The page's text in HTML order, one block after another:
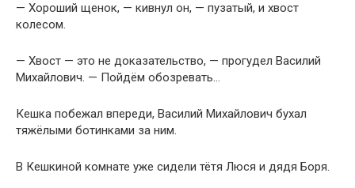
— Хороший щенок, — кивнул он, — пузатый, и хвост
колесом.
— Хвост — это не доказательство, — прогудел Василий
Михайлович. — Пойдём обозревать…
Кешка побежал впереди, Василий Михайлович бухал
тяжёлыми ботинками за ним.
В Кешкиной комнате уже сидели тётя Люся и дядя Боря.